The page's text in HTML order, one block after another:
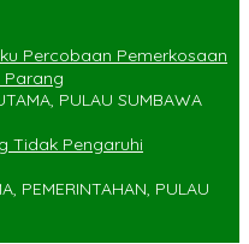
Percobaan Pemerkosaan
PULAU SUMBAWA
Tidak Pengaruhi
PEMERINTAHAN, PULAU